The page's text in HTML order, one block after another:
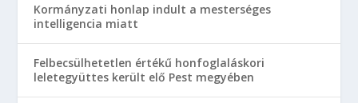
Kormányzati honlap indult a mesterséges
intelligencia miatt
Felbecsülhetetlen értékű honfoglaláskori
leletegyüttes került elő Pest megyében